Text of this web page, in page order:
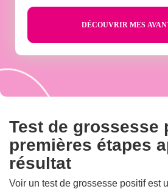
Test de grossesse
premières étapes
résultat
Voir un test de grossesse positif est